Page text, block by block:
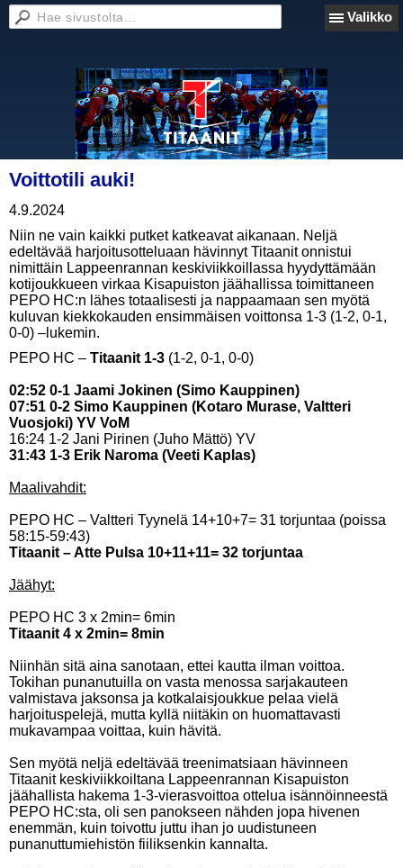
Valikko
Voittotili auki!
4.9.2024
Niin ne vain kaikki putket katkeavat aikanaan. Neljä
edeltävää harjoitusotteluaan hävinnyt Titaanit onnistui
nimittäin Lappeenrannan keskiviikkoillassa hyydyttämään
kotijoukkueen virkaa Kisapuiston jäähallissa toimittaneen
PEPO HC:n lähes totaalisesti ja nappaamaan sen myötä
kuluvan kiekkokauden ensimmäisen voittonsa 1-3 (1-2, 0-1,
0-0) –lukemin.
PEPO HC – Titaanit 1-3 (1-2, 0-1, 0-0)
02:52 0-1 Jaami Jokinen (Simo Kauppinen)
07:51 0-2 Simo Kauppinen (Kotaro Murase, Valtteri
Vuosjoki) YV VoM
16:24 1-2 Jani Pirinen (Juho Mättö) YV
31:43 1-3 Erik Naroma (Veeti Kaplas)
Maalivahdit:
PEPO HC – Valtteri Tyynelä 14+10+7= 31 torjuntaa (poissa
58:15-59:43)
Titaanit – Atte Pulsa 10+11+11= 32 torjuntaa
Jäähyt:
PEPO HC 3 x 2min= 6min
Titaanit 4 x 2min= 8min
Niinhän sitä aina sanotaan, ettei kautta ilman voittoa.
Tokihan punanutuilla on vasta menossa sarjakauteen
valmistava jaksonsa ja kotkalaisjoukkue pelaa vielä
harjoituspelejä, mutta kyllä niitäkin on huomattavasti
mukavampaa voittaa, kuin hävitä.
Sen myötä neljä edeltävää treenimatsiaan hävinneen
Titaanit keskiviikkoiltana Lappeenrannan Kisapuiston
jäähallista hakema 1-3-vierasvoittoa ottelua isännöinneestä
PEPO HC:sta, oli sen panokseen nähden jopa hivenen
enemmän, kuin toivottu juttu ihan jo uudistuneen
punanuttumiehistön fiiliksenkin kannalta.